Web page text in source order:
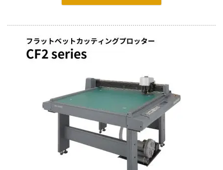
複高精度に厚物素材を輪郭カット
高性能カラーフォトセンサーの採用で、メディアにプ
リントされたトンボを読み取り、原点位置や座標の傾
き・距離を補正。
これにより正確な位置でカットすることができます。
また『メディアの色』と『トンボの色』の違いを認識